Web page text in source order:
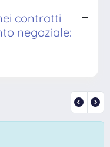
contratti
negoziale: